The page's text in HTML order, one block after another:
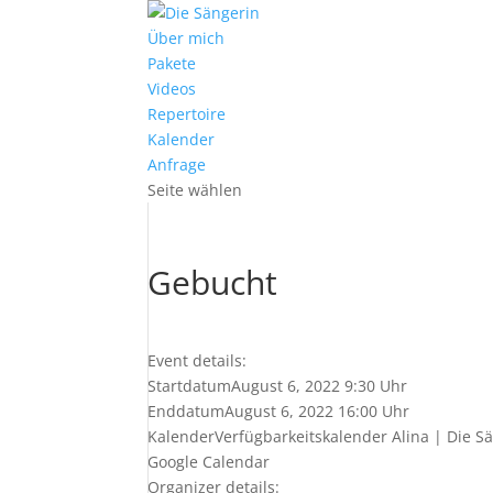
Über mich
Pakete
Videos
Repertoire
Kalender
Anfrage
Seite wählen
Gebucht
Event details:
StartdatumAugust 6, 2022 9:30 Uhr
EnddatumAugust 6, 2022 16:00 Uhr
KalenderVerfügbarkeitskalender Alina | Die
Google Calendar
Organizer details: